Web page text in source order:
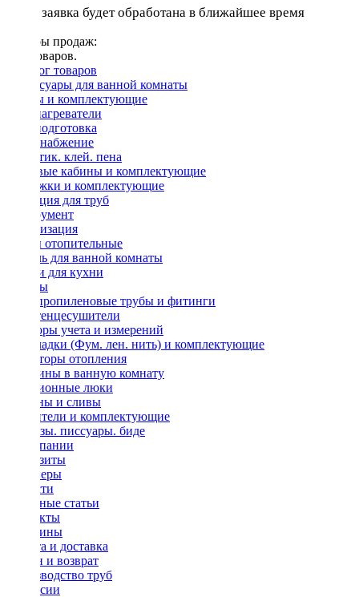
Ваша заявка будет обработана в ближайшее время
Лидеры продаж:
Нет товаров.
Каталог товаров
Аксессуары для ванной комнаты
Ванны и комплектующие
Водонагреватели
Водоподготовка
Водоснабжение
Герметик. клей. пена
Душевые кабины и комплектующие
Задвижки и комплектующие
Изоляция для труб
Инструмент
Канализация
Котлы отопительные
Мебель для ванной комнаты
Мойки для кухни
Насосы
Полипропиленовые трубы и фитинги
Полотенцесушители
Приборы учета и измерений
Прокладки (Фум. лен. нить) и комплектующие
Радиаторы отопления
Раковины в ванную комнату
Ревизионные люки
Сифоны и сливы
Смесители и комплектующие
Унитазы. писсуары. биде
О компании
Реквизиты
Партнеры
Новости
Полезные статьи
Контакты
Магазины
Оплата и доставка
Обмен и возврат
Производство труб
Вакансии